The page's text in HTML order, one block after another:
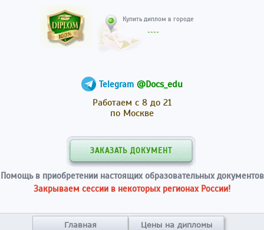
Telegram @Docs_edu
Работаем с 8 до 21
по Москве
ЗАКАЗАТЬ ДОКУМЕНТ
Помощь в приобретении настоящих образовательных документов
Закрываем сессии в некоторых регионах России!
Главная Цены на дипломы